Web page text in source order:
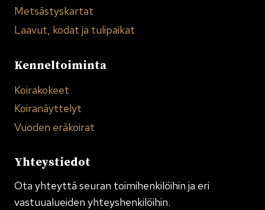
Metsästyskartat
Laavut, kodat ja tulipaikat
Kenneltoiminta
Koirakokeet
Koiranäyttelyt
Vuoden eräkoirat
Yhteystiedot
Ota yhteyttä seuran toimi­henkilöihin ja eri
vastuualueiden yhteyshenkilöihin.